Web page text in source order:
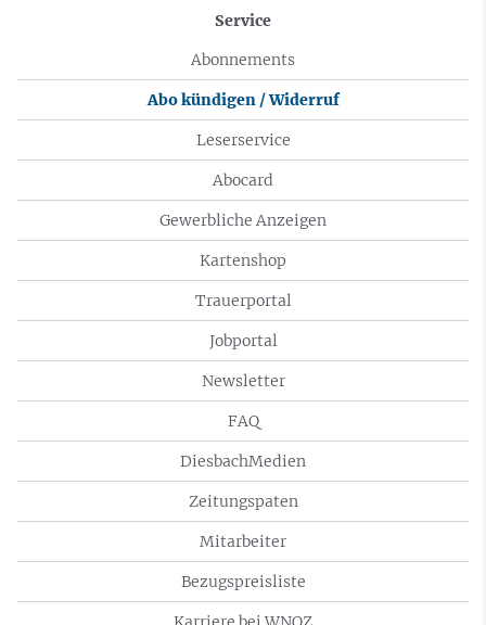
Service
Abonnements
Abo kündigen / Widerruf
Leserservice
Abocard
Gewerbliche Anzeigen
Kartenshop
Trauerportal
Jobportal
Newsletter
FAQ
DiesbachMedien
Zeitungspaten
Mitarbeiter
Bezugspreisliste